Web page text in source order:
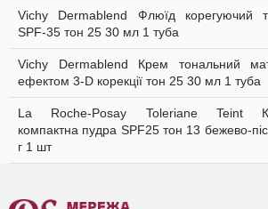
Vichy Dermablend Флюїд корегуючий
SPF-35 тон 25 30 мл 1 туба
Vichy Dermablend Крем тональний
ефектом 3-D корекції тон 25 30 мл 1 туба
La Roche-Posay Toleriane Teint
компактна пудра SPF25 тон 13 бежево-
г 1 шт